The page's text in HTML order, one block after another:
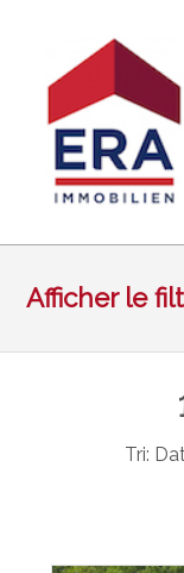
Afficher le
Tri: